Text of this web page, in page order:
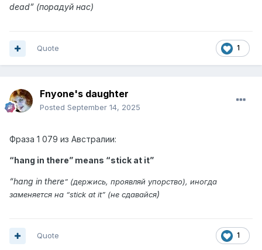
dead” (порадуй нас)
1
Quote
Fnyone's daughter
Posted September 14, 2025
Фраза 1 079 из Австралии:
“hang in there” means “stick at it”
“hang in there” (держись, проявляй упорство), иногда
заменяется на “stick at it” (не сдавайся)
1
Quote